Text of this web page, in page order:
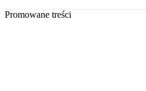
Promowane treści